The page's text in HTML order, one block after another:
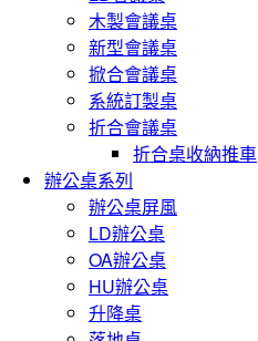
木製會議桌
新型會議桌
掀合會議桌
系統訂製桌
折合會議桌
折合桌收納推車
辦公桌系列
辦公桌屏風
LD辦公桌
OA辦公桌
HU辦公桌
升降桌